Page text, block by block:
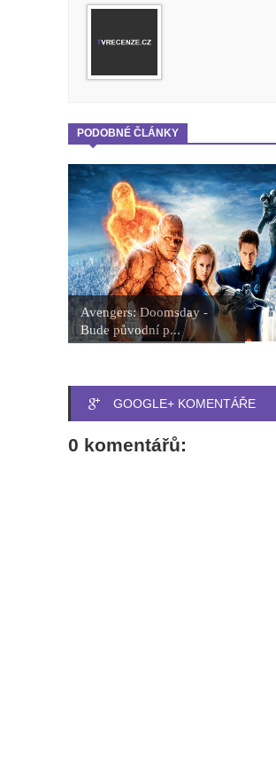
PODOBNÉ ČLÁNKY
Avengers: Doomsday -
Bude původní p...
GOOGLE+ KOMENTÁŘE
0 komentářů: